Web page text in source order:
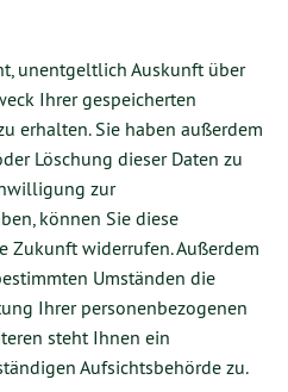
unentgeltlich Auskunft über
Ihrer gespeicherten
erhalten. Sie haben außerdem
Löschung dieser Daten zu
zur
können Sie diese
widerrufen. Außerdem
Umständen die
Ihrer personenbezogenen
steht Ihnen ein
Aufsichtsbehörde zu.